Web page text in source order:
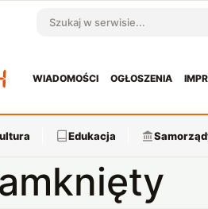
Szukaj w serwisie
WIADOMOŚCI OGŁOSZENIA
Edukacja